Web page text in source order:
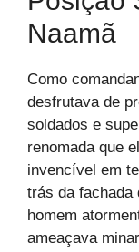
Naamã
Como
desfrutava de
soldados e
renomada que
invencível em
trás da fachada
homem
ameaçava